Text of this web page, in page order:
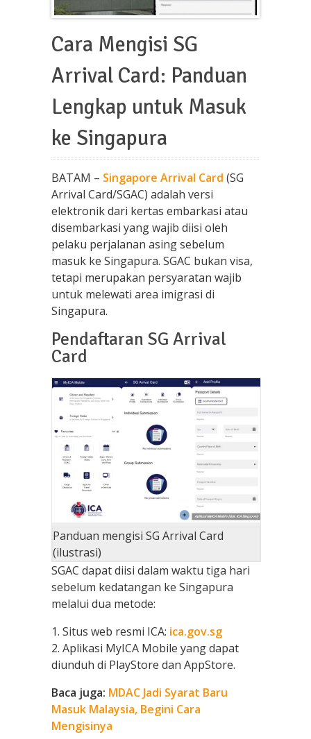
Cara Mengisi SG
Arrival Card: Panduan
Lengkap untuk Masuk
ke Singapura
BATAM – Singapore Arrival Card (SG
Arrival Card/SGAC) adalah versi
elektronik dari kertas embarkasi atau
disembarkasi yang wajib diisi oleh
pelaku perjalanan asing sebelum
masuk ke Singapura. SGAC bukan visa,
tetapi merupakan persyaratan wajib
untuk melewati area imigrasi di
Singapura.
Pendaftaran SG Arrival
Card
Panduan mengisi SG Arrival Card
(ilustrasi)
SGAC dapat diisi dalam waktu tiga hari
sebelum kedatangan ke Singapura
melalui dua metode:
1. Situs web resmi ICA: ica.gov.sg
2. Aplikasi MyICA Mobile yang dapat
diunduh di PlayStore dan AppStore.
Baca juga: MDAC Jadi Syarat Baru
Masuk Malaysia, Begini Cara
Mengisinya